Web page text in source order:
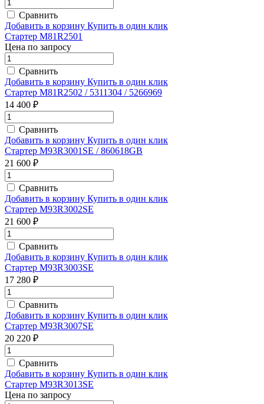
Сравнить
Добавить в корзину Купить в один клик
Стартер M81R2501
Цена по запросу
Сравнить
Добавить в корзину Купить в один клик
Стартер M81R2502 / 5311304 / 5266969
14 400 ₽
Сравнить
Добавить в корзину Купить в один клик
Стартер M93R3001SE / 860618GB
21 600 ₽
Сравнить
Добавить в корзину Купить в один клик
Стартер M93R3002SE
21 600 ₽
Сравнить
Добавить в корзину Купить в один клик
Стартер M93R3003SE
17 280 ₽
Сравнить
Добавить в корзину Купить в один клик
Стартер M93R3007SE
20 220 ₽
Сравнить
Добавить в корзину Купить в один клик
Стартер M93R3013SE
Цена по запросу